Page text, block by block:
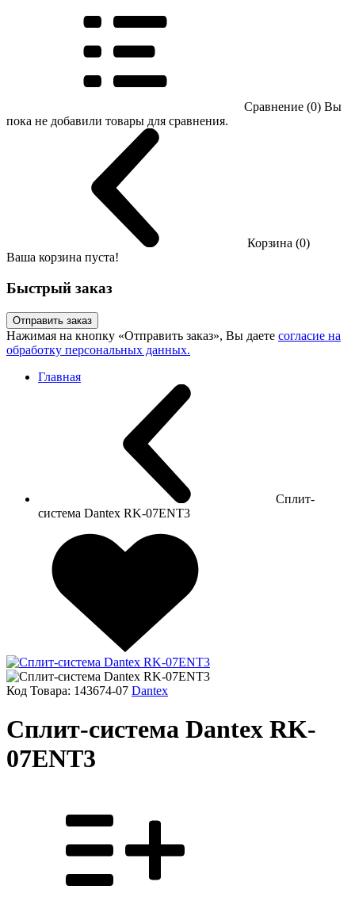
Сравнение (0) Вы
пока не добавили товары для сравнения.
Корзина (0)
Ваша корзина пуста!
Быстрый заказ
Отправить заказ
Нажимая на кнопку «Отправить заказ», Вы даете согласие на
обработку персональных данных.
Главная
Cплит-
система Dantex RK-07ENT3
Код Товара: 143674-07 Dantex
Cплит-система Dantex RK-
07ENT3